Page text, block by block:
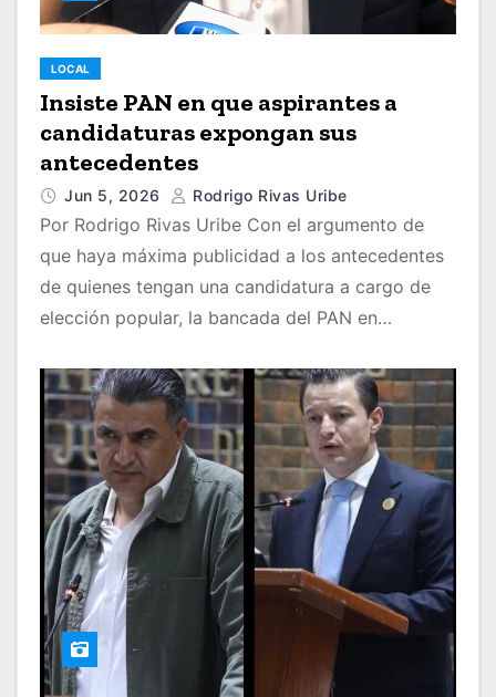
LOCAL
Insiste PAN en que aspirantes a
candidaturas expongan sus
antecedentes
Jun 5, 2026 Rodrigo Rivas Uribe
Por Rodrigo Rivas Uribe Con el argumento de
que haya máxima publicidad a los antecedentes
de quienes tengan una candidatura a cargo de
elección popular, la bancada del PAN en…